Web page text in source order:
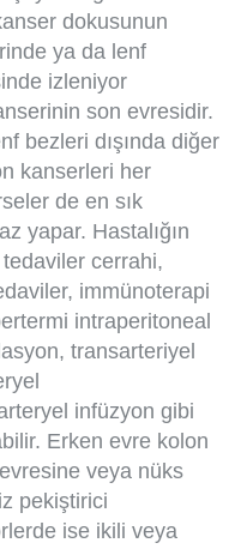
dokusunun
ya da lenf
izleniyor
son evresidir.
bezleri dışında diğer
kanserleri her
de en sık
yapar. Hastalığın
cerrahi,
immünoterapi
intraperitoneal
transarteriyel
infüzyon gibi
Erken evre kolon
veya nüks
pekiştirici
ise ikili veya